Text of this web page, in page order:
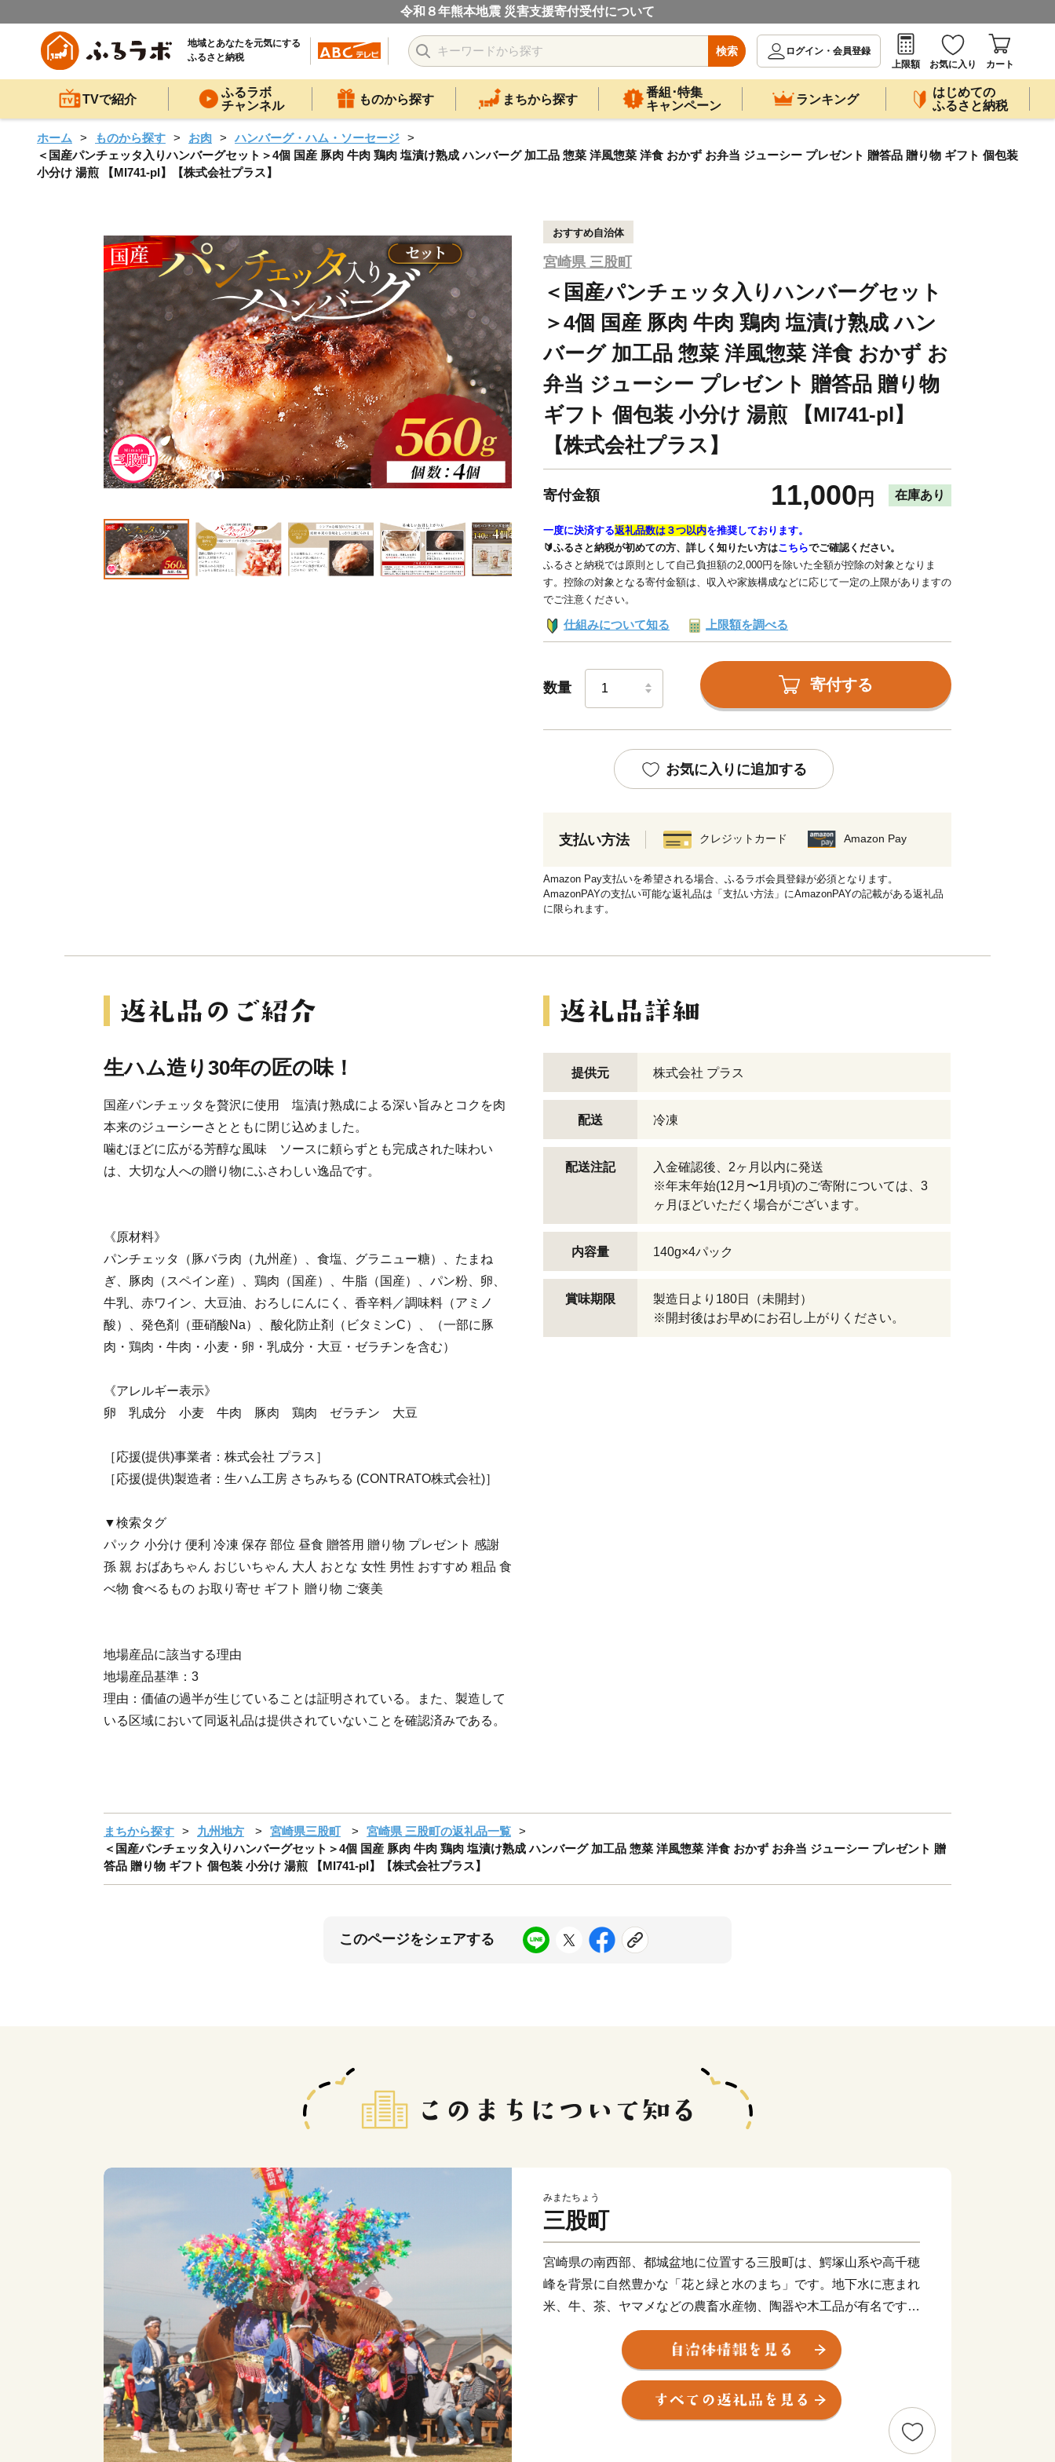
令和８年熊本地震 災害支援寄付受付について
地域とあなたを元気にする
ふるさと納税
検索
ログイン・会員登録
上限額
お気に入り カート
TVで紹介
ふるラボ
チャンネル
ものから探す まちから探す
番組･特集
キャンペーン
ランキング
はじめての
ふるさと納税
ホーム ものから探す お肉
ハンバーグ・ハム・ソーセージ
＜国産パンチェッタ入りハンバーグセット＞4個 国産 豚肉 牛肉 鶏肉 塩漬け熟成 ハンバーグ 加工品 惣菜 洋風惣菜 洋食 おかず お弁当 ジューシー プレゼント 贈答品 贈り物 ギフト 個包装
小分け 湯煎 【MI741-pl】【株式会社プラス】
おすすめ自治体
宮崎県 三股町
＜国産パンチェッタ入りハンバーグセット
＞4個 国産 豚肉 牛肉 鶏肉 塩漬け熟成 ハン
バーグ 加工品 惣菜 洋風惣菜 洋食 おかず お
弁当 ジューシー プレゼント 贈答品 贈り物
ギフト 個包装 小分け 湯煎 【MI741-pl】
【株式会社プラス】
寄付金額 11,000 円 在庫あり
一度に決済する返礼品数は３つ以内を推奨しております。
🔰ふるさと納税が初めての方、詳しく知りたい方はこちらでご確認ください。
ふるさと納税では原則として自己負担額の2,000円を除いた全額が控除の対象となりま
す。控除の対象となる寄付金額は、収入や家族構成などに応じて一定の上限がありますの
でご注意ください。
仕組みについて知る 上限額を調べる
数量 寄付する
お気に入りに追加する
支払い方法 クレジットカード Amazon Pay
Amazon Pay支払いを希望される場合、ふるラボ会員登録が必須となります。
AmazonPAYの支払い可能な返礼品は「支払い方法」にAmazonPAYの記載がある返礼品
に限られます。
生ハム造り30年の匠の味！
国産パンチェッタを贅沢に使用 塩漬け熟成による深い旨みとコクを肉
本来のジューシーさとともに閉じ込めました。
噛むほどに広がる芳醇な風味 ソースに頼らずとも完成された味わい
は、大切な人への贈り物にふさわしい逸品です。
《原材料》
パンチェッタ（豚バラ肉（九州産）、食塩、グラニュー糖）、たまね
ぎ、豚肉（スペイン産）、鶏肉（国産）、牛脂（国産）、パン粉、卵、
牛乳、赤ワイン、大豆油、おろしにんにく、香辛料／調味料（アミノ
酸）、発色剤（亜硝酸Na）、酸化防止剤（ビタミンC）、（一部に豚
肉・鶏肉・牛肉・小麦・卵・乳成分・大豆・ゼラチンを含む）
《アレルギー表示》
卵 乳成分 小麦 牛肉 豚肉 鶏肉 ゼラチン 大豆
［応援(提供)事業者：株式会社 プラス］
［応援(提供)製造者：生ハム工房 さちみちる (CONTRATO株式会社)］
▼検索タグ
パック 小分け 便利 冷凍 保存 部位 昼食 贈答用 贈り物 プレゼント 感謝
孫 親 おばあちゃん おじいちゃん 大人 おとな 女性 男性 おすすめ 粗品 食
べ物 食べるもの お取り寄せ ギフト 贈り物 ご褒美
地場産品に該当する理由
地場産品基準：3
理由：価値の過半が生じていることは証明されている。また、製造して
いる区域において同返礼品は提供されていないことを確認済みである。
提供元 株式会社 プラス
配送 冷凍
配送注記
入金確認後、2ヶ月以内に発送
※年末年始(12月〜1月頃)のご寄附については、3
ヶ月ほどいただく場合がございます。
内容量 140g×4パック
賞味期限
製造日より180日（未開封）
※開封後はお早めにお召し上がりください。
まちから探す 九州地方 宮崎県三股町
宮崎県 三股町の返礼品一覧
＜国産パンチェッタ入りハンバーグセット＞4個 国産 豚肉 牛肉 鶏肉 塩漬け熟成 ハンバーグ 加工品 惣菜 洋風惣菜 洋食 おかず お弁当 ジューシー プレゼント 贈
答品 贈り物 ギフト 個包装 小分け 湯煎 【MI741-pl】【株式会社プラス】
このページをシェアする
みまたちょう
三股町
宮崎県の南西部、都城盆地に位置する三股町は、鰐塚山系や高千穂
峰を背景に自然豊かな「花と緑と水のまち」です。地下水に恵まれ
米、牛、茶、ヤマメなどの農畜水産物、陶器や木工品が有名です。
また「ジャンカン馬踊り」「棒踊り」など郷土芸能が今もなお各地
区で受け継がれています。車で宮崎空港から６０分、鹿児島空港か
ら７０分程度とアクセスしやすく、県内では住みやすいまちとして
も知られています。ふるさと納税を通じて三股町を全国の皆さんに
知ってもらう機会にしたいと思います。